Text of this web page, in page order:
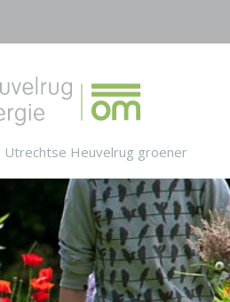
Utrechtse Heuvelrug groener